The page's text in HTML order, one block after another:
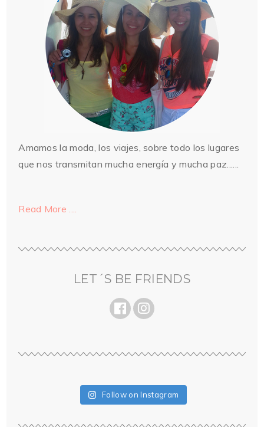
Amamos la moda, los viajes, sobre todo los lugares
que nos transmitan mucha energía y mucha paz......
Read More ....
LET´S BE FRIENDS
Follow on Instagram